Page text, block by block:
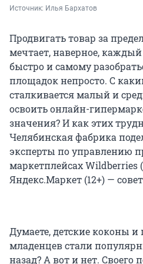
Источник: Илья Бархатов
Продвигать товар за
мечтает, наверное,
быстро и самому
площадок непросто. С
сталкивается малый и
освоить онлайн-
значения? И как этих
Челябинская фабрика
эксперты по управлению
маркетплейсах Wildberries
Яндекс.Маркет (12+) —
Думаете, детские коконы
младенцев стали
назад? А вот и нет.